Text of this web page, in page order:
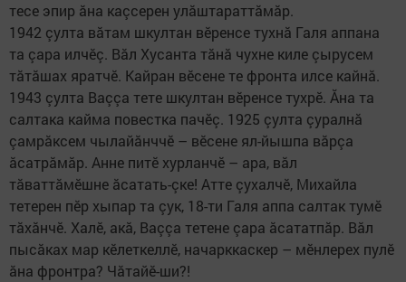
тесе эпир ăна каçсерен улăштараттăмăр.
1942 çулта вăтам шкултан вӗренсе тухнă Галя аппана
та çара илчӗç. Вăл Хусанта тăнă чухне киле çырусем
тăтăшах яратчӗ. Кайран вӗсене те фронта илсе кайнă.
1943 çулта Ваççа тете шкултан вӗренсе тухрӗ. Ăна та
салтака кайма повестка пачӗç. 1925 çулта çуралнă
çамрăксем чылайăнччӗ – вӗсене ял-йышпа вăрçа
ăсатрăмăр. Анне питӗ хурланчӗ – ара, вăл
тăваттăмӗшне ăсатать-çке! Атте çухалчӗ, Михайла
тетерен пӗр хыпар та çук, 18-ти Галя аппа салтак тумӗ
тăхăнчӗ. Халӗ, акă, Ваççа тетене çара ăсататпăр. Вăл
пысăках мар кӗлеткеллӗ, начарккаскер – мӗнлерех пулӗ
ăна фронтра? Чăтайӗ-ши?!